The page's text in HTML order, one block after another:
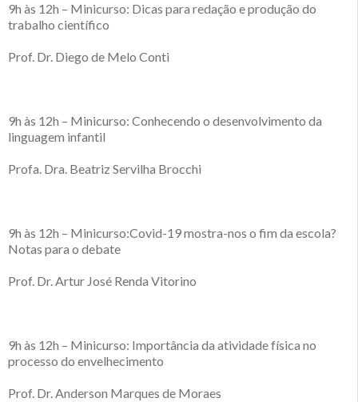
9h às 12h – Minicurso: Dicas para redação e produção do
trabalho científico
Prof. Dr. Diego de Melo Conti
9h às 12h – Minicurso: Conhecendo o desenvolvimento da
linguagem infantil
Profa. Dra. Beatriz Servilha Brocchi
9h às 12h – Minicurso:Covid-19 mostra-nos o fim da escola?
Notas para o debate
Prof. Dr. Artur José Renda Vitorino
9h às 12h – Minicurso: Importância da atividade física no
processo do envelhecimento
Prof. Dr. Anderson Marques de Moraes